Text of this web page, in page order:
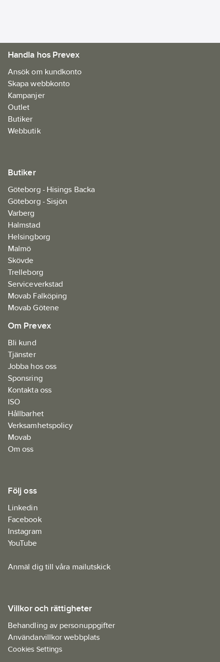
Handla hos Prevex
Ansök om kundkonto
Skapa webbkonto
Kampanjer
Outlet
Butiker
Webbutik
Butiker
Göteborg - Hisings Backa
Göteborg - Sisjön
Varberg
Halmstad
Helsingborg
Malmö
Skövde
Trelleborg
Serviceverkstad
Movab Falköping
Movab Götene
Om Prevex
Bli kund
Tjänster
Jobba hos oss
Sponsring
Kontakta oss
ISO
Hållbarhet
Verksamhetspolicy
Movab
Om oss
Följ oss
Linkedin
Facebook
Instagram
YouTube
Anmäl dig till våra mailutskick
Villkor och rättigheter
Behandling av personuppgifter
Användarvillkor webbplats
Cookies Settings